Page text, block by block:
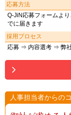
応募方法
Q-JiN応募フォームよ
でに届きます
採用プロセス
応募 ⇒ 内容選考 ⇒ 弊
人事担当者からの